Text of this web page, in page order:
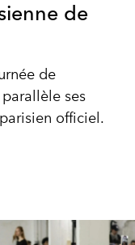
de
de
ses
officiel.